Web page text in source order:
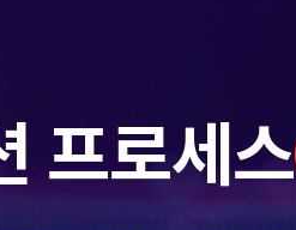
프로세스